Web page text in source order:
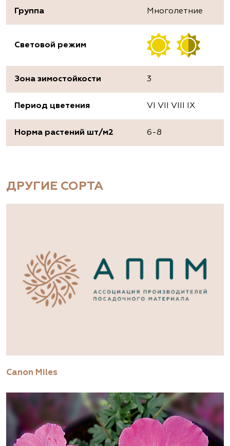
Группа Многолетние
Световой режим
Зона зимостойкости 3
Период цветения VI VII VIII IX
Норма растений шт/м2 6-8
ДРУГИЕ СОРТА
Canon Miles